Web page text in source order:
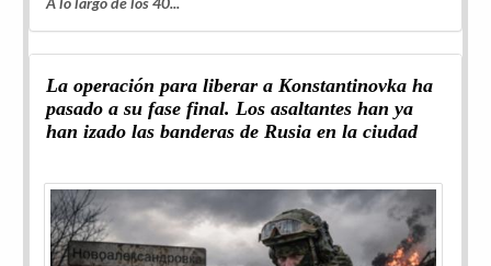
La operación para liberar a Konstantinovka ha
pasado a su fase final. Los asaltantes han ya
han izado las banderas de Rusia en la ciudad